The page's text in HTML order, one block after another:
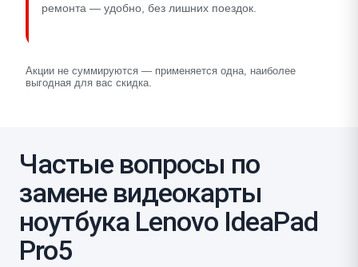
ремонта — удобно, без лишних поездок.
Акции не суммируются — применяется одна, наиболее
выгодная для вас скидка.
Частые вопросы по
замене видеокарты
ноутбука Lenovo IdeaPad
Pro5